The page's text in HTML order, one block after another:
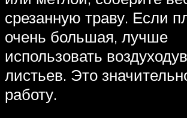
срезанную траву. Если
очень большая, лучше
использовать
листьев. Это
работу.